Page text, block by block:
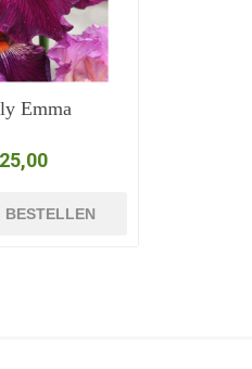
Emma
BESTELLEN